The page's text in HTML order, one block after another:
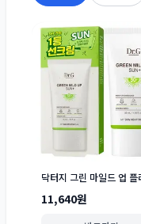
11,640원